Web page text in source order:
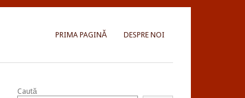
PRIMA PAGINĂ DESPRE NOI
Caută